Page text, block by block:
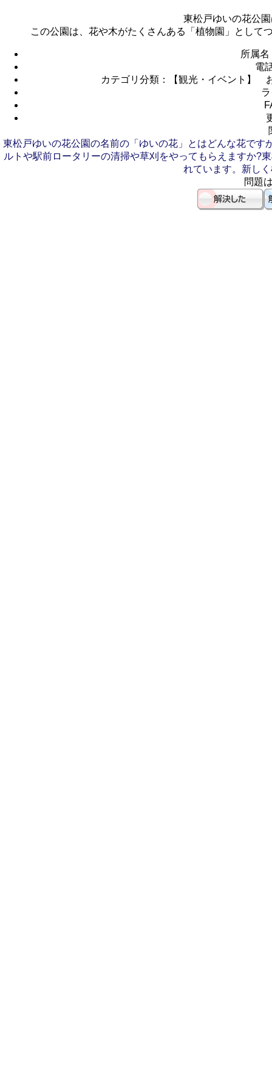
東松戸ゆいの花公
この公園は、花や木がたくさんある「植物園」として
所属
電
カテゴリ分類：【観光・イベント
東松戸ゆいの花公園の名前の「ゆいの花」とはどんな花です
ルトや駅前ロータリーの清掃や草刈をやってもらえますか?
れています。新し
問題